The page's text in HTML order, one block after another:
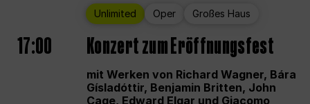
Unlimited Oper Großes Haus
17:00 Konzert zum Eröffnungsfest
mit Werken von Richard Wagner, Bára
Gísladóttir, Benjamin Britten, John
Cage, Edward Elgar und Giacomo